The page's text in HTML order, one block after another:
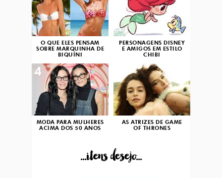
O QUE ELES PENSAM
SOBRE MARQUINHA DE
BIQUÍNI
PERSONAGENS DISNEY
E AMIGOS EM ESTILO
CHIBI
MODA PARA MULHERES
ACIMA DOS 50 ANOS
4
AS ATRIZES DE GAME
OF THRONES
...itens desejo...